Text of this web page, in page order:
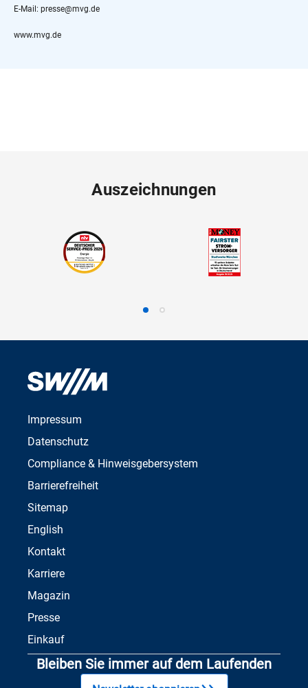
E-Mail: presse@mvg.de
www.mvg.de
Auszeichnungen
Impressum
Datenschutz
Compliance & Hinweisgebersystem
Barrierefreiheit
Sitemap
English
Kontakt
Karriere
Magazin
Presse
Einkauf